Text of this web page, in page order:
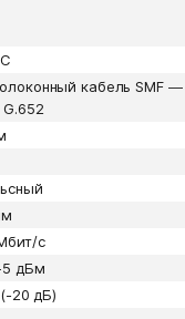
кабель SMF —
с
дБм
20 дБ)